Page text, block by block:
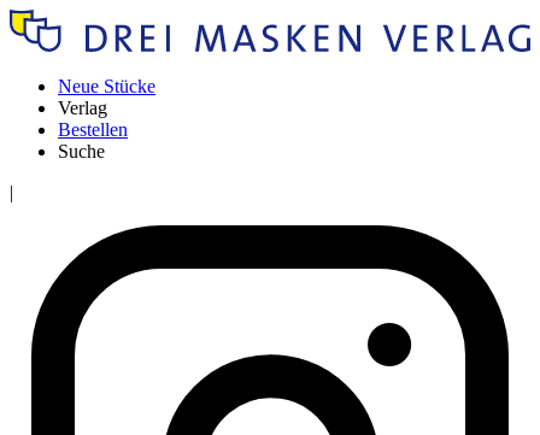
Neue Stücke
Verlag
Bestellen
Suche
|